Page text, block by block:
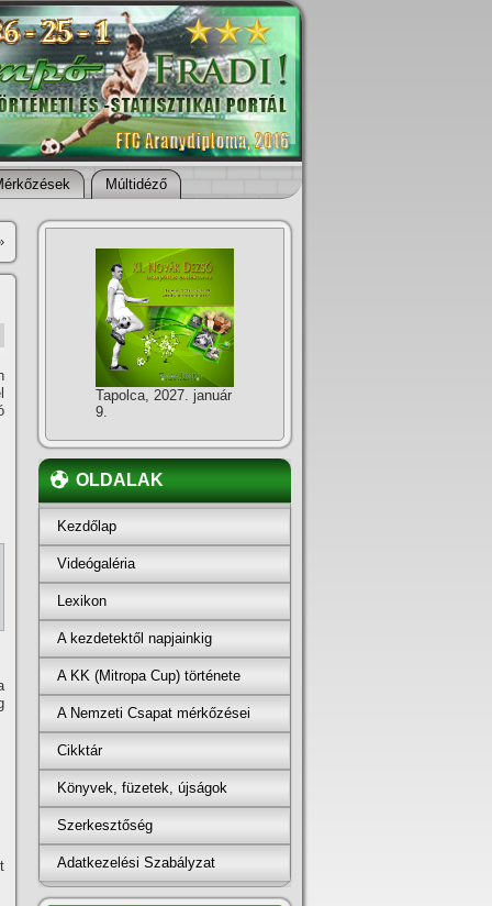
Múltidéző
Tapolca, 2027. január
9.
OLDALAK
Kezdőlap
Videógaléria
Lexikon
A kezdetektől napjainkig
A KK (Mitropa Cup) története
A Nemzeti Csapat mérkőzései
Cikktár
Könyvek, füzetek, újságok
Szerkesztőség
Adatkezelési Szabályzat